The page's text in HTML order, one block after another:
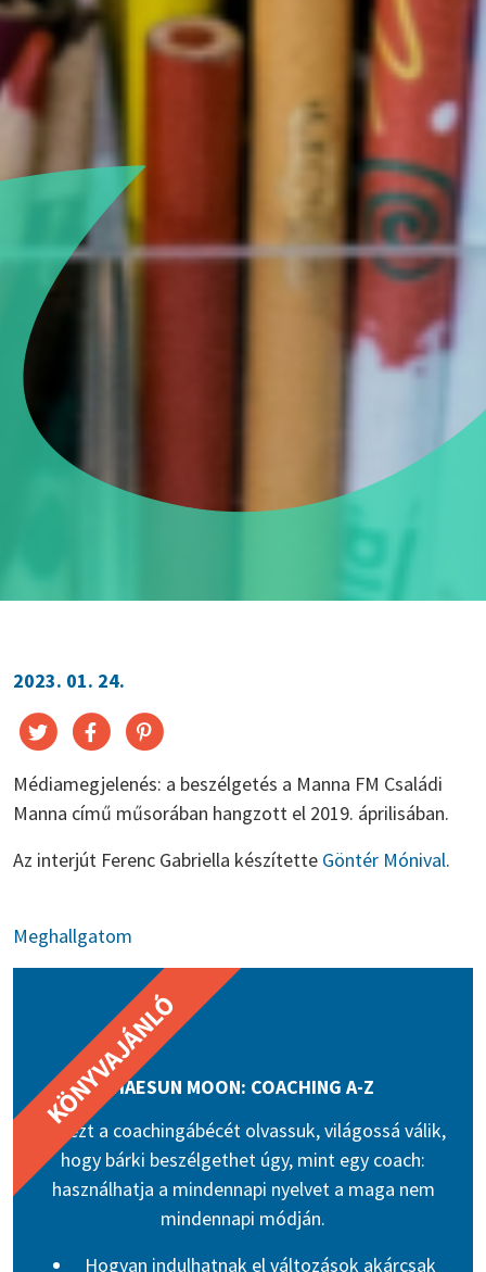
2023. 01. 24.
Médiamegjelenés: a beszélgetés a Manna FM Családi
Manna című műsorában hangzott el 2019. áprilisában.
Az interjút Ferenc Gabriella készítette Göntér Mónival.
Meghallgatom
HAESUN MOON: COACHING A-Z
Ha ezt a coachingábécét olvassuk, világossá válik,
hogy bárki beszélgethet úgy, mint egy coach:
használhatja a mindennapi nyelvet a maga nem
mindennapi módján.
Hogyan indulhatnak el változások akárcsak